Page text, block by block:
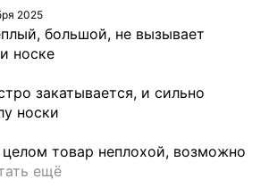
2025
большой, не вызывает
носке
закатывается, и сильно
носки
целом товар неплохой, возможно
ещё